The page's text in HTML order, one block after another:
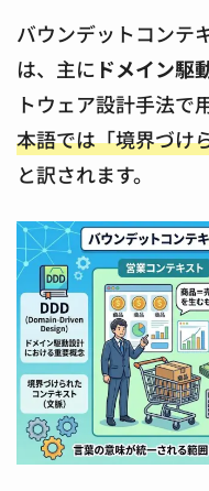
バウンデットコンテ
は、主に ドメイン駆
トウェア設計手法で
本語では「境界づけ
と訳されます。